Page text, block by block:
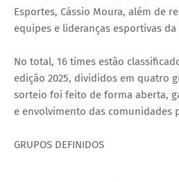
Esportes, Cássio Moura, além de
equipes e lideranças esportivas da
No total, 16 times estão
edição 2025, divididos em quatro
sorteio foi feito de forma aberta,
e envolvimento das comunidades
GRUPOS DEFINIDOS